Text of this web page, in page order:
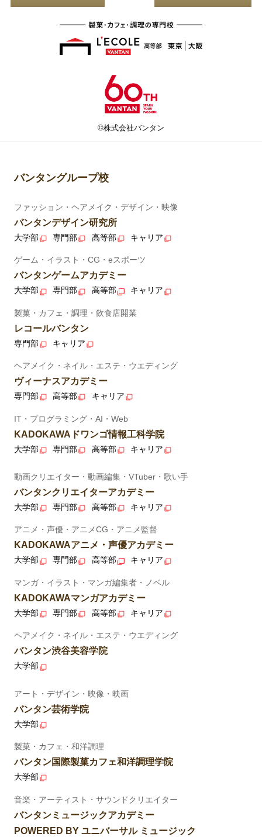
©株式会社バンタン
バンタングループ校
ファッション・ヘアメイク・デザイン・映像
バンタンデザイン研究所
大学部 専門部 高等部 キャリア
ゲーム・イラスト・CG・eスポーツ
バンタンゲームアカデミー
大学部 専門部 高等部 キャリア
製菓・カフェ・調理・飲食店開業
レコールバンタン
専門部 キャリア
ヘアメイク・ネイル・エステ・ウエディング
ヴィーナスアカデミー
専門部 高等部 キャリア
IT・プログラミング・AI・Web
KADOKAWAドワンゴ情報工科学院
大学部 専門部 高等部 キャリア
動画クリエイター・動画編集・VTuber・歌い手
バンタンクリエイターアカデミー
大学部 専門部 高等部 キャリア
アニメ・声優・アニメCG・アニメ監督
KADOKAWAアニメ・声優アカデミー
大学部 専門部 高等部 キャリア
マンガ・イラスト・マンガ編集者・ノベル
KADOKAWAマンガアカデミー
大学部 専門部 高等部 キャリア
ヘアメイク・ネイル・エステ・ウエディング
バンタン渋谷美容学院
大学部
アート・デザイン・映像・映画
バンタン芸術学院
大学部
製菓・カフェ・和洋調理
バンタン国際製菓カフェ和洋調理学院
大学部
音楽・アーティスト・サウンドクリエイター
バンタンミュージックアカデミー
POWERED BY ユニバーサル ミュージック